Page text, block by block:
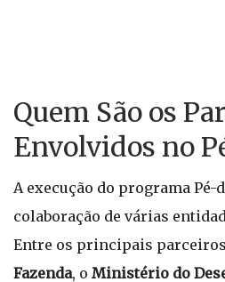
Quem São os
Envolvidos no
A execução do programa Pé-
colaboração de várias
Entre os principais
Fazenda, o Ministério do